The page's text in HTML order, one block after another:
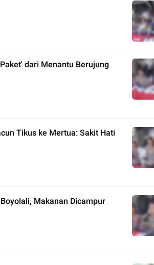
dari Menantu Berujung
Tikus ke Mertua: Sakit Hati
Makanan Dicampur